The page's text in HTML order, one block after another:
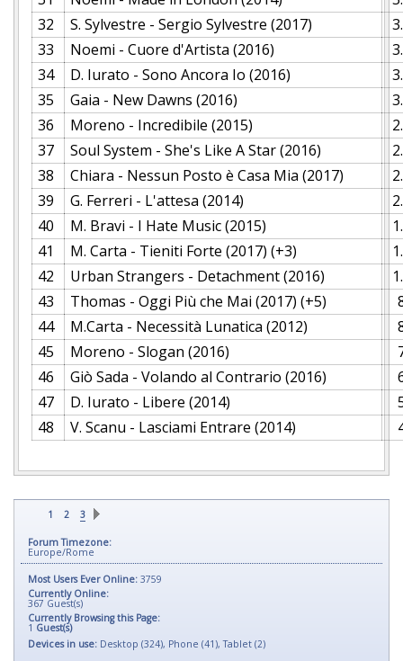
32
S. Sylvestre - Sergio Sylvestre (2017)
33
Noemi - Cuore d'Artista (2016)
34
D. Iurato - Sono Ancora Io (2016)
35
Gaia - New Dawns (2016)
36
Moreno - Incredibile (2015)
37
Soul System - She's Like A Star (2016)
38
Chiara - Nessun Posto è Casa Mia (2017)
39
G. Ferreri - L'attesa (2014)
40
M. Bravi - I Hate Music (2015)
41
M. Carta - Tieniti Forte (2017) (+3)
42
Urban Strangers - Detachment (2016)
43
Thomas - Oggi Più che Mai (2017) (+5)
44
M.Carta - Necessità Lunatica (2012)
45
Moreno - Slogan (2016)
46
Giò Sada - Volando al Contrario (2016)
47
D. Iurato - Libere (2014)
48
V. Scanu - Lasciami Entrare (2014)
1 2 3
Forum Timezone:
Europe/Rome
Most Users Ever Online: 3759
Currently Online:
367 Guest(s)
Currently Browsing this Page:
1 Guest(s)
Devices in use: Desktop (324), Phone (41), Tablet (2)